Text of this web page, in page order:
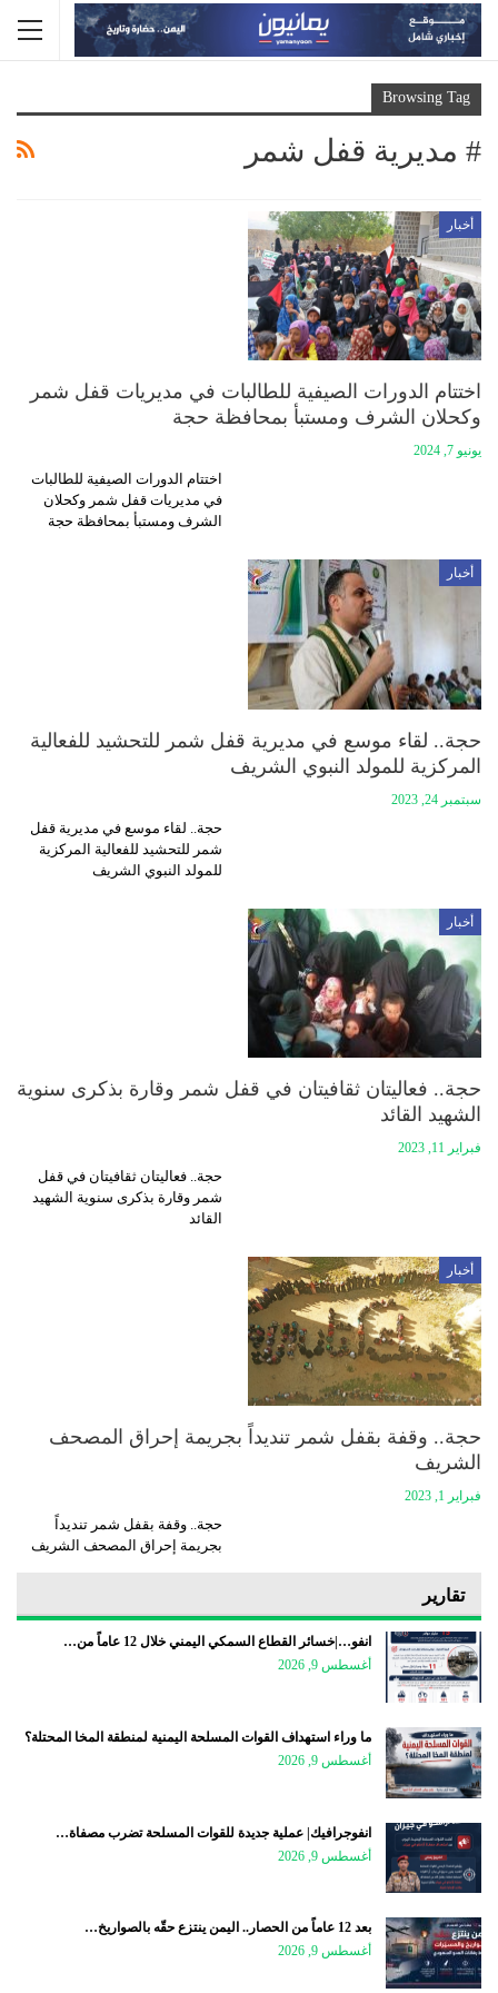
Browsing Tag
# مديرية قفل شمر
أخبار
اختتام الدورات الصيفية للطالبات في مديريات قفل شمر
وكحلان الشرف ومستبأ بمحافظة حجة
يونيو 7, 2024
اختتام الدورات الصيفية للطالبات
في مديريات قفل شمر وكحلان
الشرف ومستبأ بمحافظة حجة
أخبار
حجة.. لقاء موسع في مديرية قفل شمر للتحشيد للفعالية
المركزية للمولد النبوي الشريف
سبتمبر 24, 2023
حجة.. لقاء موسع في مديرية قفل
شمر للتحشيد للفعالية المركزية
للمولد النبوي الشريف
أخبار
حجة.. فعاليتان ثقافيتان في قفل شمر وقارة بذكرى سنوية
الشهيد القائد
فبراير 11, 2023
حجة.. فعاليتان ثقافيتان في قفل
شمر وقارة بذكرى سنوية الشهيد
القائد
أخبار
حجة.. وقفة بقفل شمر تنديداً بجريمة إحراق المصحف
الشريف
فبراير 1, 2023
حجة.. وقفة بقفل شمر تنديداً
بجريمة إحراق المصحف الشريف
تقارير
انفو…|خسائر القطاع السمكي اليمني خلال 12 عاماً من…
أغسطس 9, 2026
ما وراء استهداف القوات المسلحة اليمنية لمنطقة المخا المحتلة؟
أغسطس 9, 2026
انفوجرافيك| عملية جديدة للقوات المسلحة تضرب مصفاة…
أغسطس 9, 2026
بعد 12 عاماً من الحصار.. اليمن ينتزع حقّه بالصواريخ…
أغسطس 9, 2026